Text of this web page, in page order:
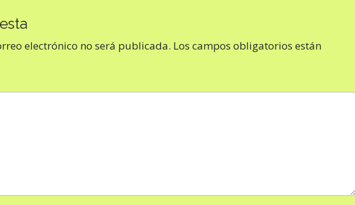
electrónico no será publicada. Los campos obligatorios están